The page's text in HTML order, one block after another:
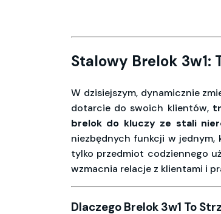
Stalowy Brelok 3w1:
W dzisiejszym, dynamicznie
dotarcie do swoich klientów,
brelok do kluczy ze stali
niezbędnych funkcji w jednym,
tylko przedmiot codziennego
wzmacnia relacje z klientami i
Dlaczego Brelok 3w1 To